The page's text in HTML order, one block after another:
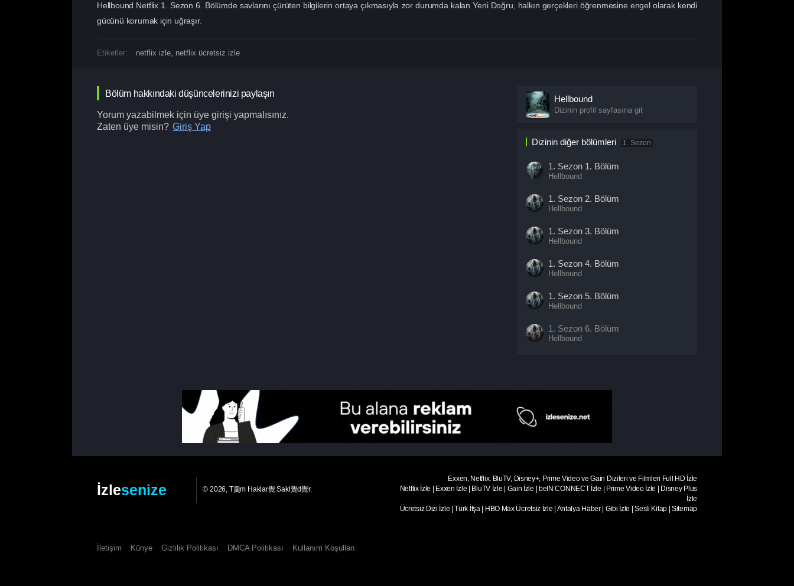
Hellbound Netflix 1. Sezon 6. Bölümde savlarını çürüten bilgilerin ortaya çıkmasıyla zor durumda kalan Yeni Doğru, halkın gerçekleri öğrenmesine engel olarak kendi
gücünü korumak için uğraşır.
Etiketler: netflix izle, netflix ücretsiz izle
Bölüm hakkındaki düşüncelerinizi paylaşın
Yorum yazabilmek için üye girişi yapmalısınız.
Zaten üye misin? Giriş Yap
Hellbound
Dizinin profil sayfasına git
Dizinin diğer bölümleri 1. Sezon
1. Sezon 1. Bölüm
Hellbound
1. Sezon 2. Bölüm
Hellbound
1. Sezon 3. Bölüm
Hellbound
1. Sezon 4. Bölüm
Hellbound
1. Sezon 5. Bölüm
Hellbound
1. Sezon 6. Bölüm
Hellbound
İzlesenize © 2026, T羹m Haklar覺 Sakl覺d覺r.
Exxen, Netflix, BluTV, Disney+, Prime Video ve Gain Dizileri ve Filmleri Full HD İzle
Netflix İzle
Exxen İzle BluTV İzle Gain İzle beIN CONNECT İzle Prime Video İzle
Disney Plus
İzle
Ücretsiz Dizi İzle |Türk İfşa| HBO Max Ücretsiz İzle Antalya Haber| Gibi İzle |Sesli Kitap|Sitemap
İletişim Künye Gizlilik Politikası DMCA Politikası Kullanım Koşulları